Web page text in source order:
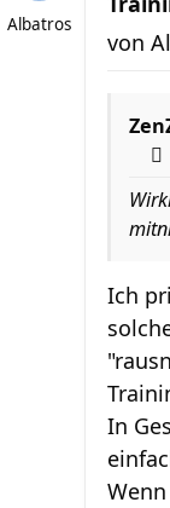
Albatros
von
Ich
In